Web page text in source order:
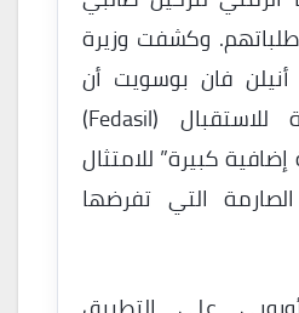
وكشفت وزيرة
أنيلن فان بوسويت أن
الوكالة الفيدرالية للاستقبال (Fedasil)
كبيرة” للامتثال
التي تفرضها